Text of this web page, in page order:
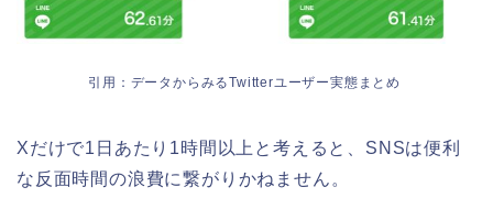
引用：データからみるTwitterユーザー実態まとめ
Xだけで1日あたり1時間以上と考えると、SNSは便利
な反面時間の浪費に繋がりかねません。